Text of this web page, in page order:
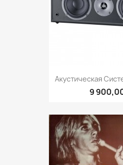
Акустическая
9